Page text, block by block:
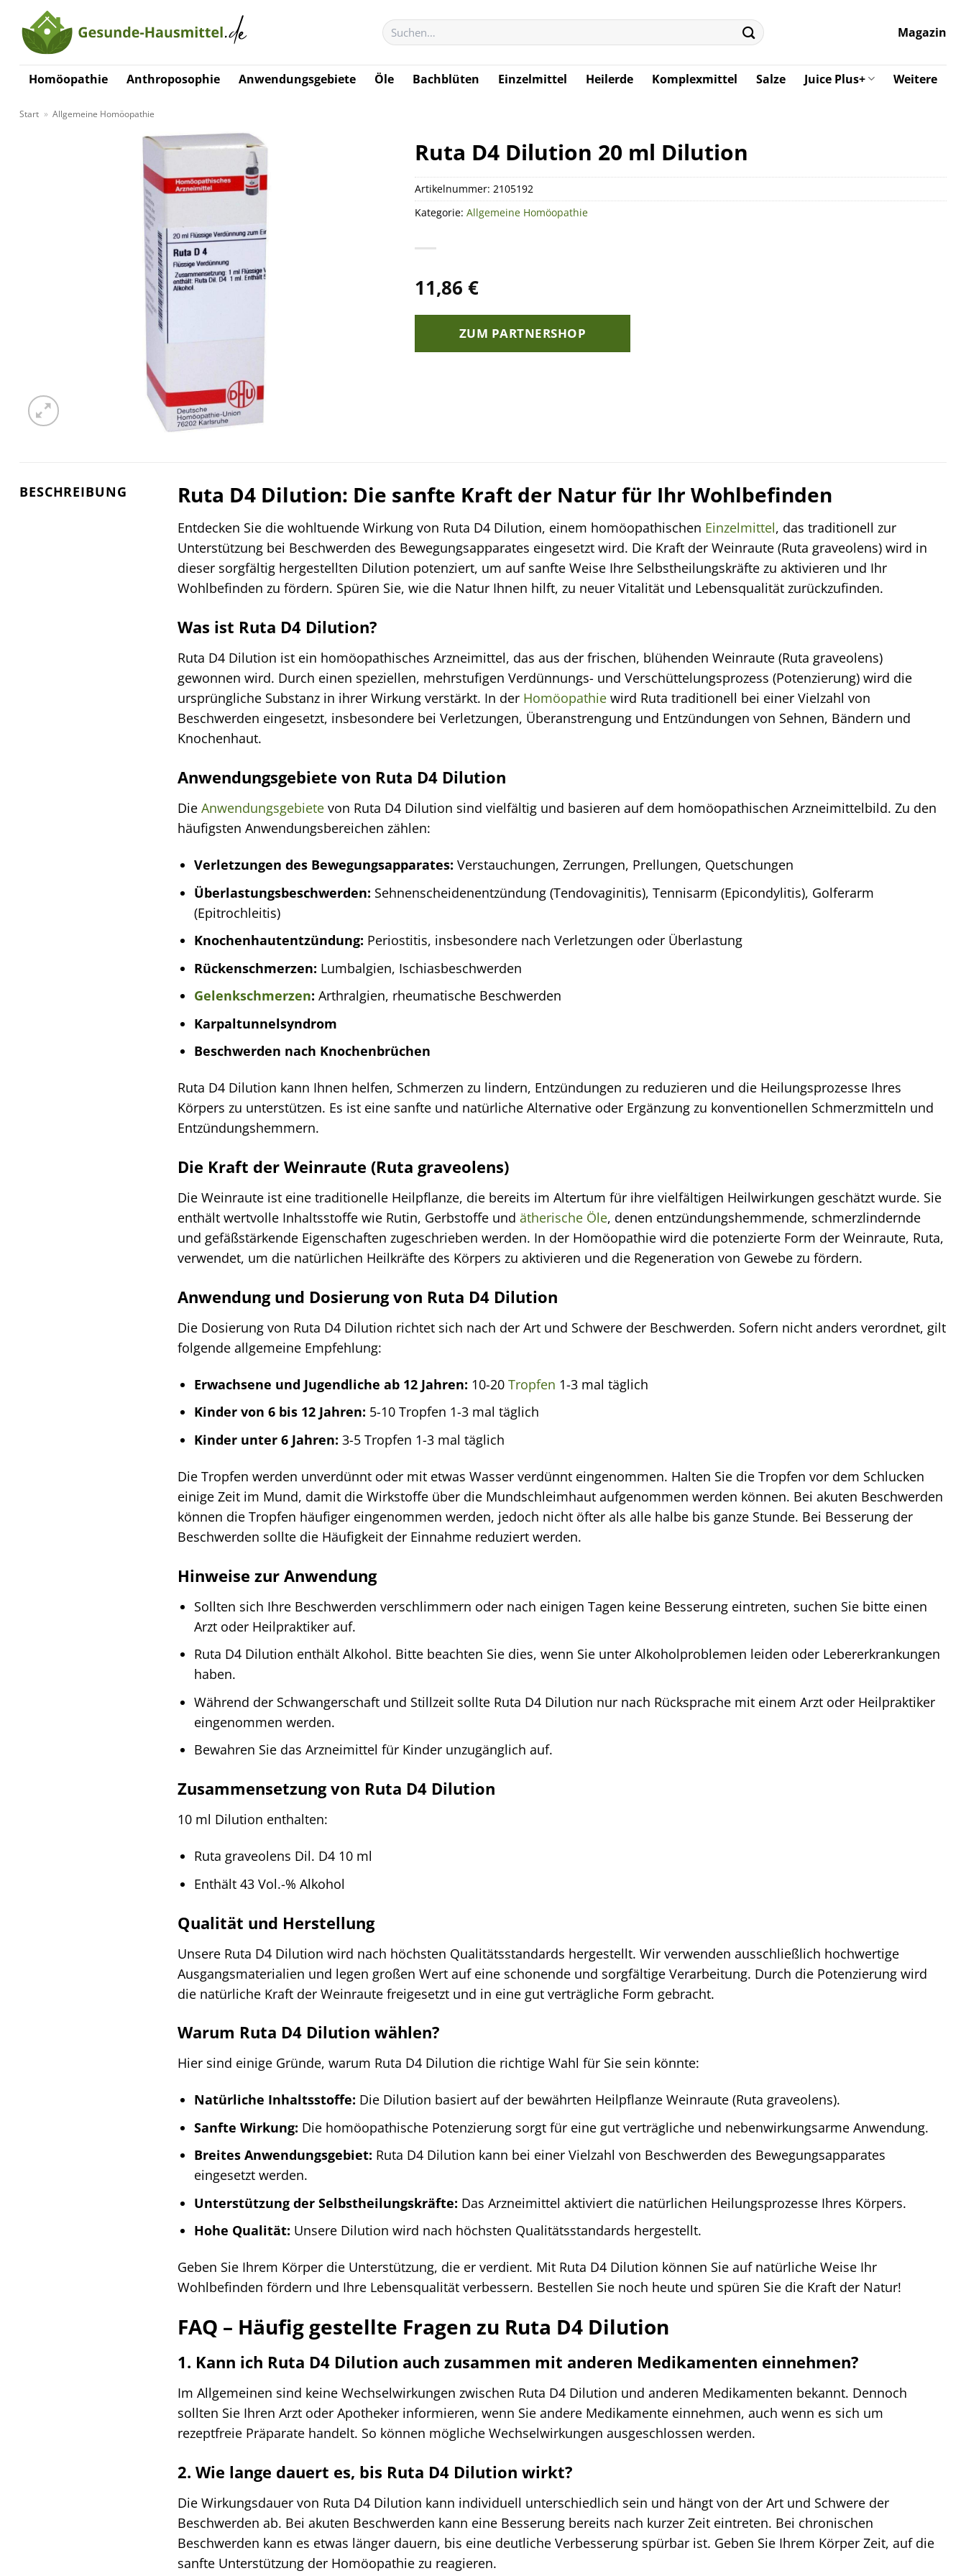
Inhalt
springen
Suchen
nach:
Magazin
Homöopathie Anthroposophie Anwendungsgebiete Öle Bachblüten Einzelmittel Heilerde Komplexmittel Salze Juice Plus+ Weitere
Start » Allgemeine Homöopathie
Ruta D4 Dilution 20 ml Dilution
11,86 €
ZUM PARTNERSHOP
Artikelnummer: 2105192
Kategorie: Allgemeine Homöopathie
BESCHREIBUNG Ruta D4 Dilution: Die sanfte Kraft der Natur für Ihr Wohlbefinden
Entdecken Sie die wohltuende Wirkung von Ruta D4 Dilution, einem homöopathischen Einzelmittel, das traditionell zur
Unterstützung bei Beschwerden des Bewegungsapparates eingesetzt wird. Die Kraft der Weinraute (Ruta graveolens) wird in
dieser sorgfältig hergestellten Dilution potenziert, um auf sanfte Weise Ihre Selbstheilungskräfte zu aktivieren und Ihr
Wohlbefinden zu fördern. Spüren Sie, wie die Natur Ihnen hilft, zu neuer Vitalität und Lebensqualität zurückzufinden.
Was ist Ruta D4 Dilution?
Ruta D4 Dilution ist ein homöopathisches Arzneimittel, das aus der frischen, blühenden Weinraute (Ruta graveolens)
gewonnen wird. Durch einen speziellen, mehrstufigen Verdünnungs- und Verschüttelungsprozess (Potenzierung) wird die
ursprüngliche Substanz in ihrer Wirkung verstärkt. In der Homöopathie wird Ruta traditionell bei einer Vielzahl von
Beschwerden eingesetzt, insbesondere bei Verletzungen, Überanstrengung und Entzündungen von Sehnen, Bändern und
Knochenhaut.
Anwendungsgebiete von Ruta D4 Dilution
Die Anwendungsgebiete von Ruta D4 Dilution sind vielfältig und basieren auf dem homöopathischen Arzneimittelbild. Zu den
häufigsten Anwendungsbereichen zählen:
Verletzungen des Bewegungsapparates: Verstauchungen, Zerrungen, Prellungen, Quetschungen
Überlastungsbeschwerden: Sehnenscheidenentzündung (Tendovaginitis), Tennisarm (Epicondylitis), Golferarm
(Epitrochleitis)
Knochenhautentzündung: Periostitis, insbesondere nach Verletzungen oder Überlastung
Rückenschmerzen: Lumbalgien, Ischiasbeschwerden
Gelenkschmerzen: Arthralgien, rheumatische Beschwerden
Karpaltunnelsyndrom
Beschwerden nach Knochenbrüchen
Ruta D4 Dilution kann Ihnen helfen, Schmerzen zu lindern, Entzündungen zu reduzieren und die Heilungsprozesse Ihres
Körpers zu unterstützen. Es ist eine sanfte und natürliche Alternative oder Ergänzung zu konventionellen Schmerzmitteln und
Entzündungshemmern.
Die Kraft der Weinraute (Ruta graveolens)
Die Weinraute ist eine traditionelle Heilpflanze, die bereits im Altertum für ihre vielfältigen Heilwirkungen geschätzt wurde. Sie
enthält wertvolle Inhaltsstoffe wie Rutin, Gerbstoffe und ätherische Öle, denen entzündungshemmende, schmerzlindernde
und gefäßstärkende Eigenschaften zugeschrieben werden. In der Homöopathie wird die potenzierte Form der Weinraute, Ruta,
verwendet, um die natürlichen Heilkräfte des Körpers zu aktivieren und die Regeneration von Gewebe zu fördern.
Anwendung und Dosierung von Ruta D4 Dilution
Die Dosierung von Ruta D4 Dilution richtet sich nach der Art und Schwere der Beschwerden. Sofern nicht anders verordnet, gilt
folgende allgemeine Empfehlung:
Erwachsene und Jugendliche ab 12 Jahren: 10-20 Tropfen 1-3 mal täglich
Kinder von 6 bis 12 Jahren: 5-10 Tropfen 1-3 mal täglich
Kinder unter 6 Jahren: 3-5 Tropfen 1-3 mal täglich
Die Tropfen werden unverdünnt oder mit etwas Wasser verdünnt eingenommen. Halten Sie die Tropfen vor dem Schlucken
einige Zeit im Mund, damit die Wirkstoffe über die Mundschleimhaut aufgenommen werden können. Bei akuten Beschwerden
können die Tropfen häufiger eingenommen werden, jedoch nicht öfter als alle halbe bis ganze Stunde. Bei Besserung der
Beschwerden sollte die Häufigkeit der Einnahme reduziert werden.
Hinweise zur Anwendung
Sollten sich Ihre Beschwerden verschlimmern oder nach einigen Tagen keine Besserung eintreten, suchen Sie bitte einen
Arzt oder Heilpraktiker auf.
Ruta D4 Dilution enthält Alkohol. Bitte beachten Sie dies, wenn Sie unter Alkoholproblemen leiden oder Lebererkrankungen
haben.
Während der Schwangerschaft und Stillzeit sollte Ruta D4 Dilution nur nach Rücksprache mit einem Arzt oder Heilpraktiker
eingenommen werden.
Bewahren Sie das Arzneimittel für Kinder unzugänglich auf.
Zusammensetzung von Ruta D4 Dilution
10 ml Dilution enthalten:
Ruta graveolens Dil. D4 10 ml
Enthält 43 Vol.-% Alkohol
Qualität und Herstellung
Unsere Ruta D4 Dilution wird nach höchsten Qualitätsstandards hergestellt. Wir verwenden ausschließlich hochwertige
Ausgangsmaterialien und legen großen Wert auf eine schonende und sorgfältige Verarbeitung. Durch die Potenzierung wird
die natürliche Kraft der Weinraute freigesetzt und in eine gut verträgliche Form gebracht.
Warum Ruta D4 Dilution wählen?
Hier sind einige Gründe, warum Ruta D4 Dilution die richtige Wahl für Sie sein könnte:
Natürliche Inhaltsstoffe: Die Dilution basiert auf der bewährten Heilpflanze Weinraute (Ruta graveolens).
Sanfte Wirkung: Die homöopathische Potenzierung sorgt für eine gut verträgliche und nebenwirkungsarme Anwendung.
Breites Anwendungsgebiet: Ruta D4 Dilution kann bei einer Vielzahl von Beschwerden des Bewegungsapparates
eingesetzt werden.
Unterstützung der Selbstheilungskräfte: Das Arzneimittel aktiviert die natürlichen Heilungsprozesse Ihres Körpers.
Hohe Qualität: Unsere Dilution wird nach höchsten Qualitätsstandards hergestellt.
Geben Sie Ihrem Körper die Unterstützung, die er verdient. Mit Ruta D4 Dilution können Sie auf natürliche Weise Ihr
Wohlbefinden fördern und Ihre Lebensqualität verbessern. Bestellen Sie noch heute und spüren Sie die Kraft der Natur!
FAQ – Häufig gestellte Fragen zu Ruta D4 Dilution
1. Kann ich Ruta D4 Dilution auch zusammen mit anderen Medikamenten einnehmen?
Im Allgemeinen sind keine Wechselwirkungen zwischen Ruta D4 Dilution und anderen Medikamenten bekannt. Dennoch
sollten Sie Ihren Arzt oder Apotheker informieren, wenn Sie andere Medikamente einnehmen, auch wenn es sich um
rezeptfreie Präparate handelt. So können mögliche Wechselwirkungen ausgeschlossen werden.
2. Wie lange dauert es, bis Ruta D4 Dilution wirkt?
Die Wirkungsdauer von Ruta D4 Dilution kann individuell unterschiedlich sein und hängt von der Art und Schwere der
Beschwerden ab. Bei akuten Beschwerden kann eine Besserung bereits nach kurzer Zeit eintreten. Bei chronischen
Beschwerden kann es etwas länger dauern, bis eine deutliche Verbesserung spürbar ist. Geben Sie Ihrem Körper Zeit, auf die
sanfte Unterstützung der Homöopathie zu reagieren.